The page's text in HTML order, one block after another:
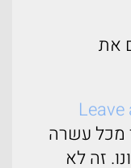
את
מכל עשרה
זה לא